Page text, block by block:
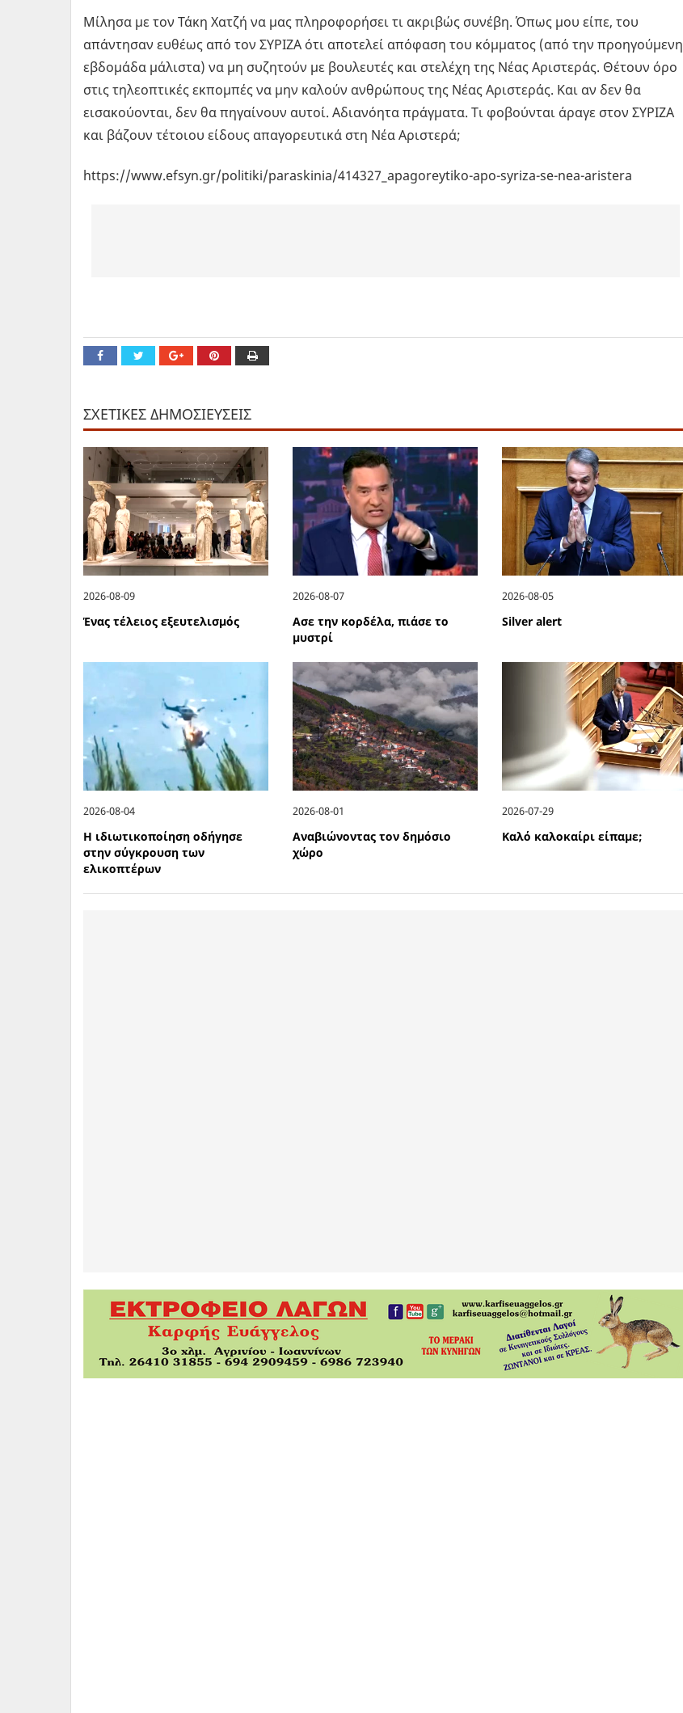
Μίλησα με τον Τάκη Χατζή να μας πληροφορήσει τι ακριβώς συνέβη. Όπως μου είπε, του
απάντησαν ευθέως από τον ΣΥΡΙΖΑ ότι αποτελεί απόφαση του κόμματος (από την προηγούμενη
εβδομάδα μάλιστα) να μη συζητούν με βουλευτές και στελέχη της Νέας Αριστεράς. Θέτουν όρο
στις τηλεοπτικές εκπομπές να μην καλούν ανθρώπους της Νέας Αριστεράς. Και αν δεν θα
εισακούονται, δεν θα πηγαίνουν αυτοί. Αδιανόητα πράγματα. Τι φοβούνται άραγε στον ΣΥΡΙΖΑ
και βάζουν τέτοιου είδους απαγορευτικά στη Νέα Αριστερά;
https://www.efsyn.gr/politiki/paraskinia/414327_apagoreytiko-apo-syriza-se-nea-aristera
ΣΧΕΤΙΚΕΣ ΔΗΜΟΣΙΕΥΣΕΙΣ
2026-08-09
Ένας τέλειος εξευτελισμός
2026-08-07
Ασε την κορδέλα, πιάσε το
μυστρί
2026-08-05
Silver alert
2026-08-04
Η ιδιωτικοποίηση οδήγησε
στην σύγκρουση των
ελικοπτέρων
2026-08-01
Αναβιώνοντας τον δημόσιο
χώρο
2026-07-29
Καλό καλοκαίρι είπαμε;